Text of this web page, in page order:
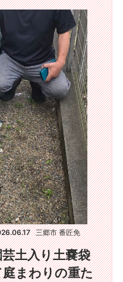
三郷市 番匠免
土入り土嚢袋
まわりの重た